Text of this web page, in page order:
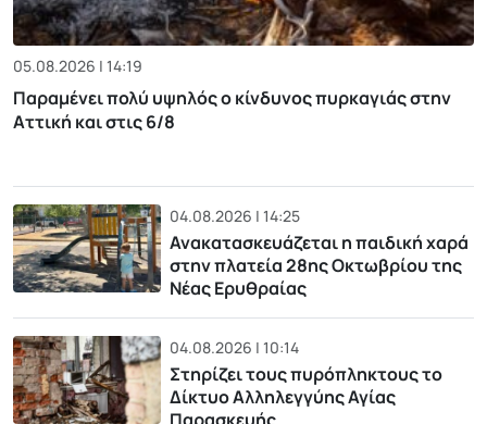
05.08.2026 | 14:19
Παραμένει πολύ υψηλός ο κίνδυνος πυρκαγιάς στην
Αττική και στις 6/8
04.08.2026 | 14:25
Ανακατασκευάζεται η παιδική χαρά
στην πλατεία 28ης Οκτωβρίου της
Νέας Ερυθραίας
04.08.2026 | 10:14
Στηρίζει τους πυρόπληκτους το
Δίκτυο Αλληλεγγύης Αγίας